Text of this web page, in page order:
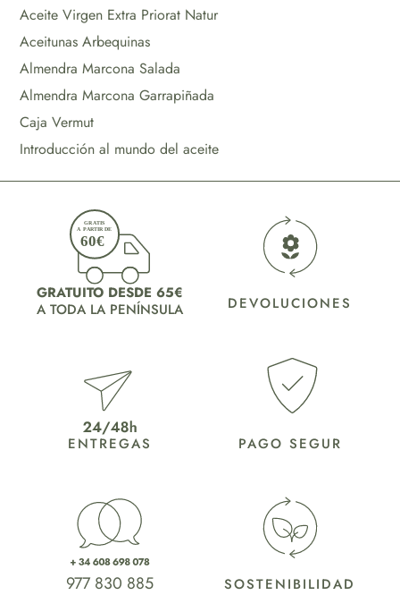
Aceite Virgen Extra Priorat Natur
Aceitunas Arbequinas
Almendra Marcona Salada
Almendra Marcona Garrapiñada
Caja Vermut
Introducción al mundo del aceite
GRATUITO DESDE 65€
A TODA LA PENÍNSULA
ENTREGAS
977 830 885
DEVOLUCIONES
PAGO SEGUR
SOSTENIBILIDAD